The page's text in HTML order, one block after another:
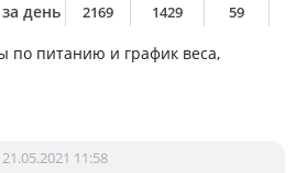
день 2169 1429 59
по питанию и график веса,
21.05.2021 11:58